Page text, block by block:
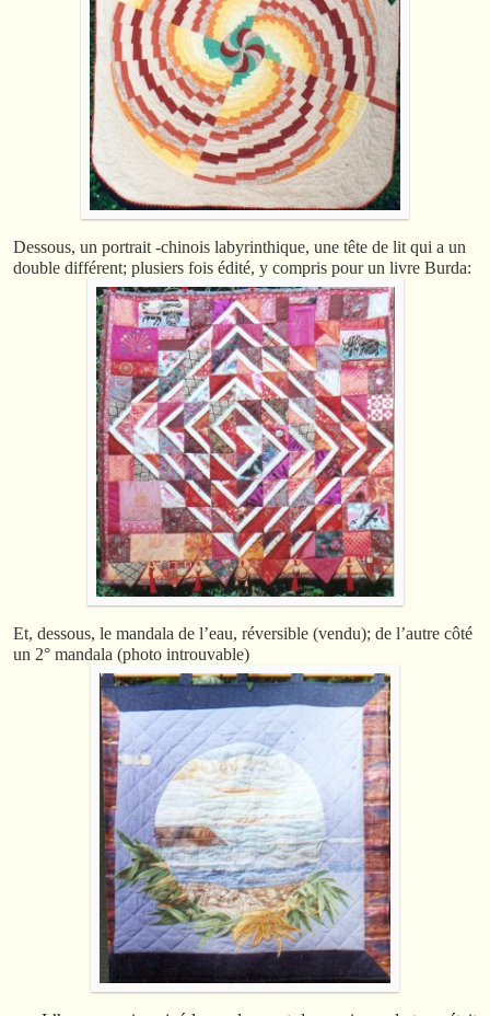
Dessous, un portrait -chinois labyrinthique, une tête de lit qui a un
double différent; plusiers fois édité, y compris pour un livre Burda:
Et, dessous, le mandala de l’eau, réversible (vendu); de l’autre côté
un 2° mandala (photo introuvable)